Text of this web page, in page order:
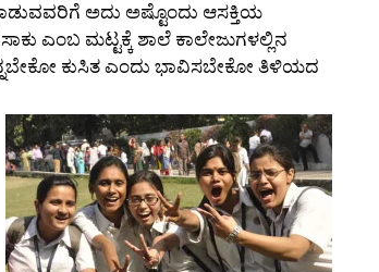
ಅದು ಅಷ್ಟೊಂದು ಆಸಕ್ತಿಯ
ಎಂಬ ಮಟ್ಟಕ್ಕೆ ಶಾಲೆ ಕಾಲೇಜುಗಳಲ್ಲಿನ
ಎನ್ನಬೇಕೋ ಕುಸಿತ ಎಂದು ಭಾವಿಸಬೇಕೋ ತಿಳಿಯದ